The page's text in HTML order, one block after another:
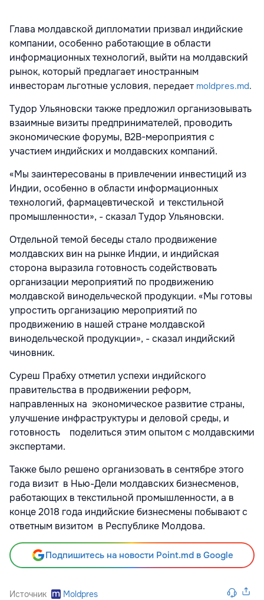
Глава молдавской дипломатии призвал индийские
компании, особенно работающие в области
информационных технологий, выйти на молдавский
рынок, который предлагает иностранным
инвесторам льготные условия, передает moldpres.md.
Тудор Ульяновски также предложил организовывать
взаимные визиты предпринимателей, проводить
экономические форумы, B2B-мероприятия с
участием индийских и молдавских компаний.
«Мы заинтересованы в привлечении инвестиций из
Индии, особенно в области информационных
технологий, фармацевтической и текстильной
промышленности», - сказал Тудор Ульяновски.
Отдельной темой беседы стало продвижение
молдавских вин на рынке Индии, и индийская
сторона выразила готовность содействовать
организации мероприятий по продвижению
молдавской винодельческой продукции. «Мы готовы
упростить организацию мероприятий по
продвижению в нашей стране молдавской
винодельческой продукции», - сказал индийский
чиновник.
Суреш Прабху отметил успехи индийского
правительства в продвижении реформ,
направленных на экономическое развитие страны,
улучшение инфраструктуры и деловой среды, и
готовность поделиться этим опытом с молдавскими
экспертами.
Также было решено организовать в сентябре этого
года визит в Нью-Дели молдавских бизнесменов,
работающих в текстильной промышленности, а в
конце 2018 года индийские бизнесмены побывают с
ответным визитом в Республике Молдова.
Подпишитесь на новости Point.md в Google
Источник Moldpres